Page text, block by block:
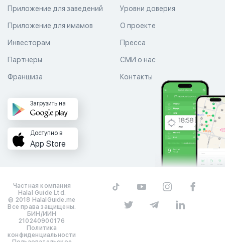
Уровни доверия
Приложение для заведений
Приложение для имамов О проекте
Пресса
СМИ о нас
Контакты
Инвесторам
Партнеры
Франшиза
Загрузить на
Доступно в
App Store
Частная компания
Halal Guide Ltd.
© 2018 HalalGuide.me
Все права защищены.
БИН/ИИН
210240900176
Политика
конфиденциальности